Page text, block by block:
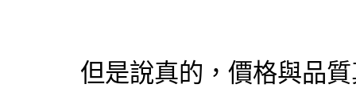
但是說真的，價格與品